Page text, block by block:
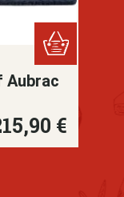
Aubrac
€